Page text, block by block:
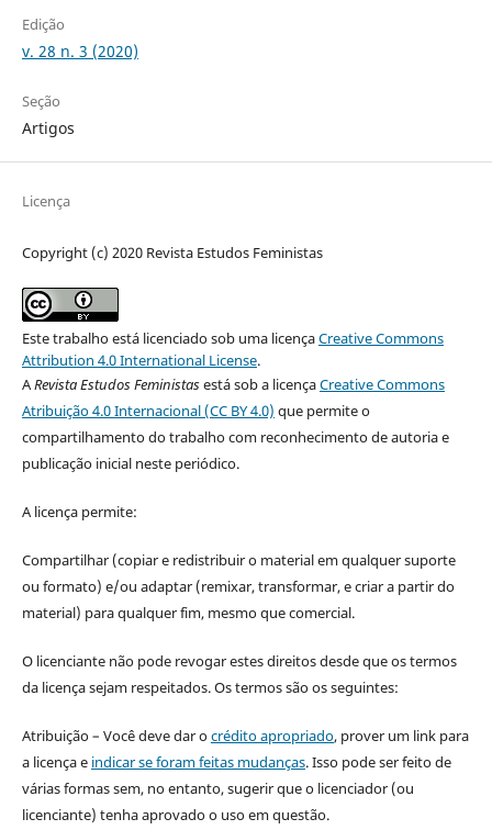
Edição
v. 28 n. 3 (2020)
Seção
Artigos
Licença
Copyright (c) 2020 Revista Estudos Feministas
Este trabalho está licenciado sob uma licençaCreative Commons
Attribution 4.0 International License.
ARevista Estudos Feministasestá sob a licençaCreative Commons
Atribuição 4.0 Internacional (CC BY 4.0) que permite o
compartilhamento do trabalho com reconhecimento de autoria e
publicação inicial neste periódico.
A licença permite:
Compartilhar (copiar e redistribuir o material em qualquer suporte
ou formato) e/ou adaptar (remixar, transformar, e criar a partir do
material) para qualquer fim, mesmo que comercial.
O licenciante não pode revogar estes direitos desde que os termos
da licença sejam respeitados. Os termos são os seguintes:
Atribuição – Você deve dar ocrédito apropriado, prover um link para
a licença e indicar se foram feitas mudanças. Isso pode ser feito de
várias formas sem, no entanto, sugerir que o licenciador (ou
licenciante) tenha aprovado o uso em questão.